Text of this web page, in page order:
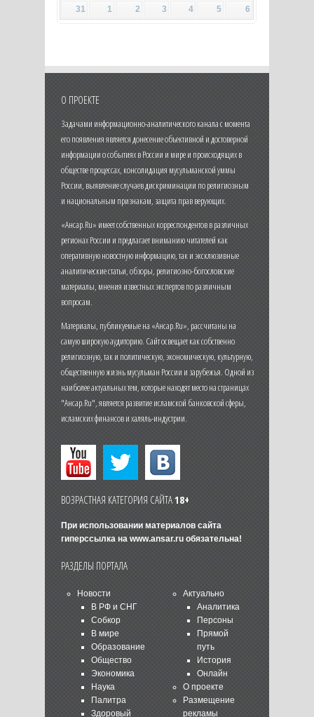
31
1 2 3 4 5 6
О ПРОЕКТЕ
Задачами информационно-аналитического канала с момента
его появления является донесение объективной и достоверной
информации о событиях в России и мире и происходящих в
обществе процессах, консолидация мусульманской уммы
России, выявление случаев дискриминации по религиозным
и национальным признакам, защита прав верующих.
«Ансар.Ru» имеет собственных корреспондентов в различных
регионах России и предлагает вниманию читателей как
оперативную новостную информацию, так и эксклюзивные
аналитические статьи, обзоры, религиозно-богословские
материалы, мнения известных экспертов по различным
вопросам.
Материалы, публикуемые на «Ансар.Ru», рассчитаны на
самую широкую аудиторию. Сайт освещает как собственно
религиозную, так и политическую, экономическую, культурную,
общественную жизнь мусульман России и зарубежья. Одной из
наиболее актуальных тем, которые находят место на страницах
"Ансар.Ru", является развитие исламской банковской сферы,
исламских финансов и халяль-индустрии.
ВОЗРАСТНАЯ КАТЕГОРИЯ САЙТА18+
При использовании материалов сайта
гиперссылка на www.ansar.ruобязательна!
РАЗДЕЛЫ ПОРТАЛА
Новости
В РФ и СНГ
Собкор
В мире
Образование
Общество
Экономика
Наука
Палитра
Здоровый
Актуально
Аналитика
Персоны
Прямой
путь
История
Онлайн
О проекте
Размещение
рекламы